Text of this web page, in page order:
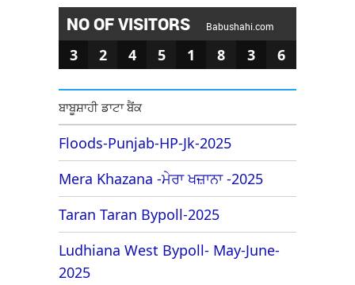
NO OF VISITORS Babushahi.com
3 2 4 5 1 8 3 6
ਬਾਬੂਸ਼ਾਹੀ ਡਾਟਾ ਬੈਂਕ
Floods-Punjab-HP-Jk-2025
Mera Khazana -ਮੇਰਾ ਖਜ਼ਾਨਾ -2025
Taran Taran Bypoll-2025
Ludhiana West Bypoll- May-June-
2025